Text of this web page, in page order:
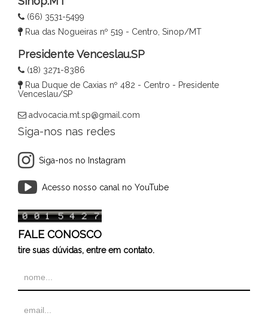
(66) 3531-5499
Rua das Nogueiras nº 519 - Centro, Sinop/MT
Presidente Venceslau.SP
(18) 3271-8386
Rua Duque de Caxias nº 482 - Centro - Presidente
Venceslau/SP
advocacia.mt.sp@gmail.com
Siga-nos nas redes
Siga-nos no Instagram
Acesso nosso canal no YouTube
FALE CONOSCO
tire suas dúvidas, entre em contato.